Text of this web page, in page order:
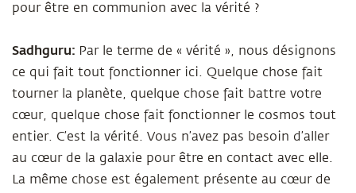
pour être en communion avec la vérité ?
Sadhguru: Par le terme de « vérité », nous désignons
ce qui fait tout fonctionner ici. Quelque chose fait
tourner la planète, quelque chose fait battre votre
cœur, quelque chose fait fonctionner le cosmos tout
entier. C’est la vérité. Vous n’avez pas besoin d’aller
au cœur de la galaxie pour être en contact avec elle.
La même chose est également présente au cœur de